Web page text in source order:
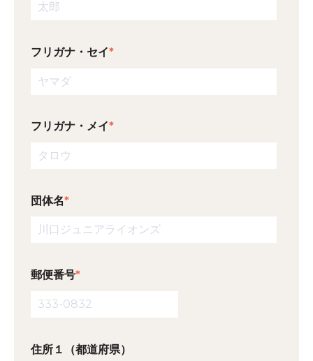
フリガナ・セイ*
フリガナ・メイ*
団体名*
郵便番号*
住所１（都道府県）